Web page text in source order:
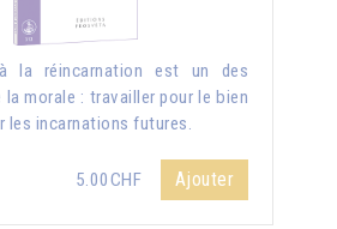
la réincarnation est un des
morale : travailler pour le bien
les incarnations futures.
5.00CHF Ajouter